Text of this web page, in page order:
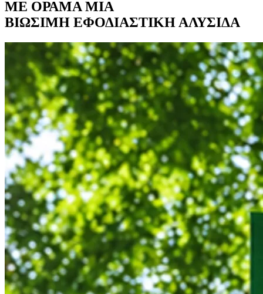
ΜΕ ΟΡΑΜΑ ΜΙΑ
ΒΙΩΣΙΜΗ ΕΦΟΔΙΑΣΤΙΚΗ ΑΛΥΣΙΔΑ